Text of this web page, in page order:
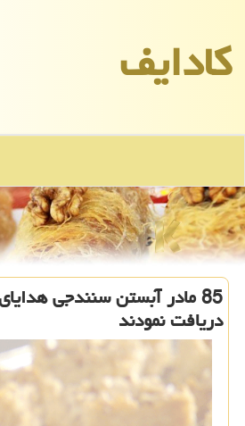
كادایف
85 مادر آبستن سنندجی
دریافت نمودند